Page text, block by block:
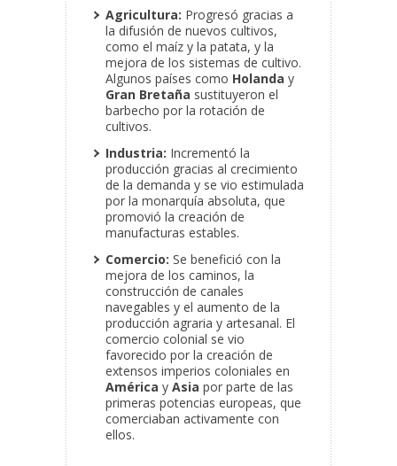
Agricultura: Progresó gracias a
la difusión de nuevos cultivos,
como el maíz y la patata, y la
mejora de los sistemas de cultivo.
Algunos países como Holanda y
Gran Bretaña sustituyeron el
barbecho por la rotación de
cultivos.
Industria: Incrementó la
producción gracias al crecimiento
de la demanda y se vio estimulada
por la monarquía absoluta, que
promovió la creación de
manufacturas estables.
Comercio: Se benefició con la
mejora de los caminos, la
construcción de canales
navegables y el aumento de la
producción agraria y artesanal. El
comercio colonial se vio
favorecido por la creación de
extensos imperios coloniales en
América y Asia por parte de las
primeras potencias europeas, que
comerciaban activamente con
ellos.